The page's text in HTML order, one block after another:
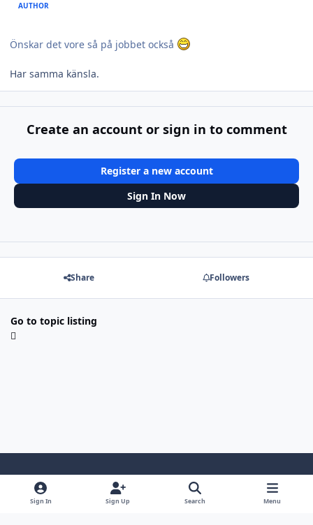
AUTHOR
Önskar det vore så på jobbet också
Har samma känsla.
Create an account or sign in to comment
Register a new account
Sign In Now
Share Followers
Go to topic listing
Light ModeDark ModeSystem Preference
Sign In Sign Up Search Menu